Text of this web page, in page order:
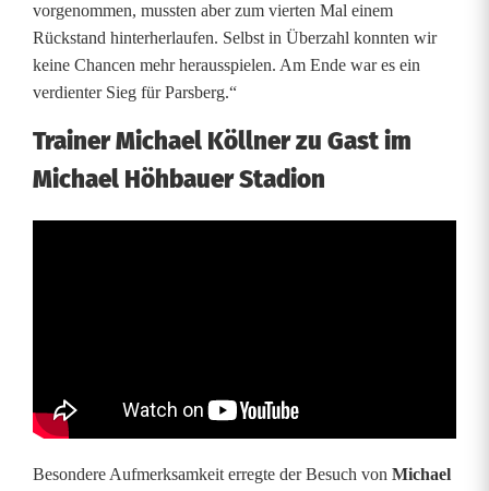
P
a
r
s
b
e
vorgenommen, mussten aber zum vierten Mal einem
Rückstand hinterherlaufen. Selbst in Überzahl konnten wir
keine Chancen mehr herausspielen. Am Ende war es ein
verdienter Sieg für Parsberg.“
Trainer Michael Köllner zu Gast im
Michael Höhbauer Stadion
Besondere Aufmerksamkeit erregte der Besuch von Michael